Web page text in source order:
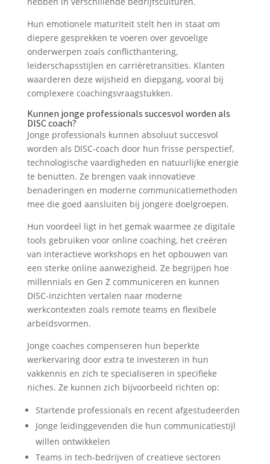
Hun emotionele maturiteit stelt hen in staat om
diepere gesprekken te voeren over gevoelige
onderwerpen zoals conflicthantering,
leiderschapsstijlen en carrièretransities. Klanten
waarderen deze wijsheid en diepgang, vooral bij
complexere coachingsvraagstukken.
Kunnen jonge professionals succesvol worden als
DISC coach?
Jonge professionals kunnen absoluut succesvol
worden als DISC-coach door hun frisse perspectief,
technologische vaardigheden en natuurlijke energie
te benutten. Ze brengen vaak innovatieve
benaderingen en moderne communicatiemethoden
mee die goed aansluiten bij jongere doelgroepen.
Hun voordeel ligt in het gemak waarmee ze digitale
tools gebruiken voor online coaching, het creëren
van interactieve workshops en het opbouwen van
een sterke online aanwezigheid. Ze begrijpen hoe
millennials en Gen Z communiceren en kunnen
DISC-inzichten vertalen naar moderne
werkcontexten zoals remote teams en flexibele
arbeidsvormen.
Jonge coaches compenseren hun beperkte
werkervaring door extra te investeren in hun
vakkennis en zich te specialiseren in specifieke
niches. Ze kunnen zich bijvoorbeeld richten op:
Startende professionals en recent afgestudeerden
Jonge leidinggevenden die hun communicatiestijl
willen ontwikkelen
Teams in tech-bedrijven of creatieve sectoren